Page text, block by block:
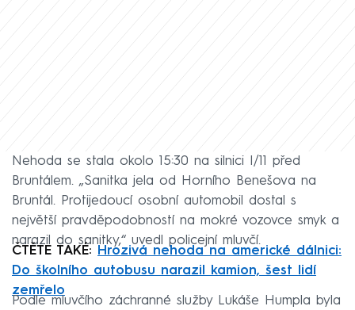
Nehoda se stala okolo 15:30 na silnici I/11 před
Bruntálem. „Sanitka jela od Horního Benešova na
Bruntál. Protijedoucí osobní automobil dostal s
největší pravděpodobností na mokré vozovce smyk a
narazil do sanitky,“ uvedl policejní mluvčí.
ČTĚTE TAKÉ:
Hrozivá nehoda na americké dálnici:
Do školního autobusu narazil kamion, šest lidí
zemřelo
Podle mluvčího záchranné služby Lukáše Humpla byla